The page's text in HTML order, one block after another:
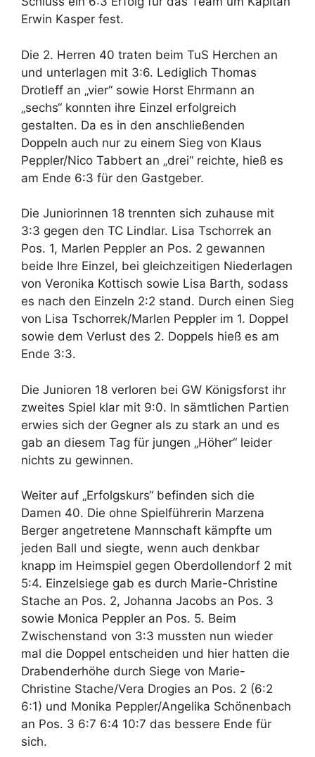
Erwin Kasper fest.
Die 2. Herren 40 traten beim TuS Herchen an
und unterlagen mit 3:6. Lediglich Thomas
Drotleff an „vier“ sowie Horst Ehrmann an
„sechs“ konnten ihre Einzel erfolgreich
gestalten. Da es in den anschließenden
Doppeln auch nur zu einem Sieg von Klaus
Peppler/Nico Tabbert an „drei“ reichte, hieß es
am Ende 6:3 für den Gastgeber.
Die Juniorinnen 18 trennten sich zuhause mit
3:3 gegen den TC Lindlar. Lisa Tschorrek an
Pos. 1, Marlen Peppler an Pos. 2 gewannen
beide Ihre Einzel, bei gleichzeitigen Niederlagen
von Veronika Kottisch sowie Lisa Barth, sodass
es nach den Einzeln 2:2 stand. Durch einen Sieg
von Lisa Tschorrek/Marlen Peppler im 1. Doppel
sowie dem Verlust des 2. Doppels hieß es am
Ende 3:3.
Die Junioren 18 verloren bei GW Königsforst ihr
zweites Spiel klar mit 9:0. In sämtlichen Partien
erwies sich der Gegner als zu stark an und es
gab an diesem Tag für jungen „Höher“ leider
nichts zu gewinnen.
Weiter auf „Erfolgskurs“ befinden sich die
Damen 40. Die ohne Spielführerin Marzena
Berger angetretene Mannschaft kämpfte um
jeden Ball und siegte, wenn auch denkbar
knapp im Heimspiel gegen Oberdollendorf 2 mit
5:4. Einzelsiege gab es durch Marie-Christine
Stache an Pos. 2, Johanna Jacobs an Pos. 3
sowie Monica Peppler an Pos. 5. Beim
Zwischenstand von 3:3 mussten nun wieder
mal die Doppel entscheiden und hier hatten die
Drabenderhöhe durch Siege von Marie-
Christine Stache/Vera Drogies an Pos. 2 (6:2
6:1) und Monika Peppler/Angelika Schönenbach
an Pos. 3 6:7 6:4 10:7 das bessere Ende für
sich.